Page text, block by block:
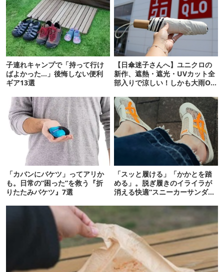
子連れキャンプで「持って行け
ばよかった…」後悔しない便利
ギア13選
【日傘迷子さんへ】ユニクロの
新作、遮熱・遮光・UVカット全
部入りで涼しい！しかも大雨OK
「カバンにバケツ」ってアリか
も。日常の“困った”を救う『折
りたたみバケツ』7選
「スッと履ける」「かかとを踏
める」。脱ぎ履きのイライラが
消える快適“スニーカーサンダ